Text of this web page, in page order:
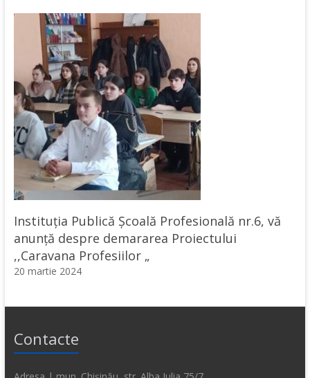
Instituția Publică Școală Profesională nr.6, vă
anunță despre demararea Proiectului
,,Caravana Profesiilor „
20 martie 2024
Contacte